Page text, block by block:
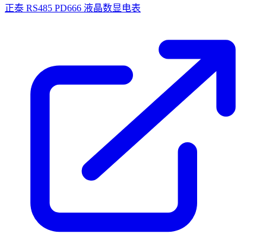
正泰 RS485 PD666 液晶数显电表